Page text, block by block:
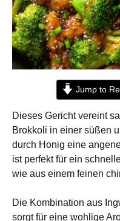
Jump to
Dieses Gericht vereint
Brokkoli in einer süßen
durch Honig eine
ist perfekt für ein
wie aus einem feinen
Die Kombination aus
sorgt für eine wohlige